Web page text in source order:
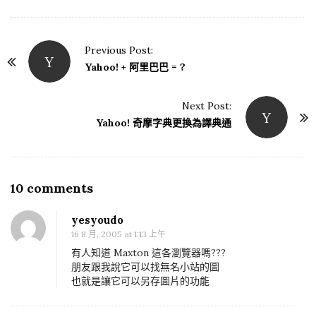
P
Y
Previous Post:
Yahoo! + 阿里巴巴 = ?
Y
Next Post:
Yahoo! 奇摩字典更換為譯典通
10 comments
[
D
H
T
M
yesyoudo
16 8 月, 2005 at 1:13 上午
有人知道 Maxton 這各瀏覽器嗎???
朋友跟我說它可以找無名小站的圖
也就是讓它可以另存圖片的功能